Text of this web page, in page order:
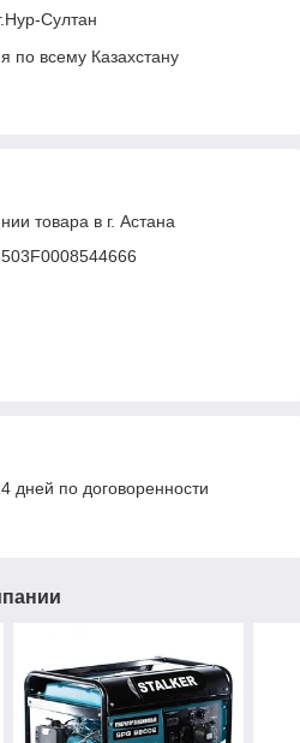
Султан
по всему Казахстану
товара в г. Астана
дней по договоренности